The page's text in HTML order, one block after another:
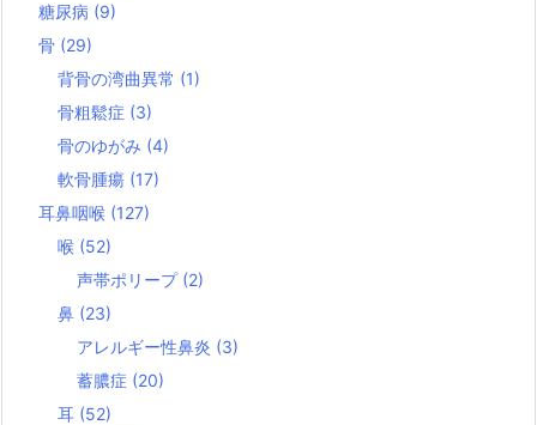
糖尿病 (9)
骨 (29)
背骨の湾曲異常 (1)
骨粗鬆症 (3)
骨のゆがみ (4)
軟骨腫瘍 (17)
耳鼻咽喉 (127)
喉 (52)
声帯ポリープ (2)
鼻 (23)
アレルギー性鼻炎 (3)
蓄膿症 (20)
耳 (52)